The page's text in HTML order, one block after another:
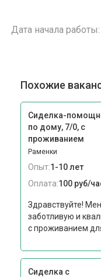
Дата начала работы:
Похожие
Сиделка-
по дому, 7/0, с
проживанием
Раменки
Опыт:1-10 лет
Оплата:100 руб/
Здравствуйте!
заботливую и
с проживанием
Сиделка с